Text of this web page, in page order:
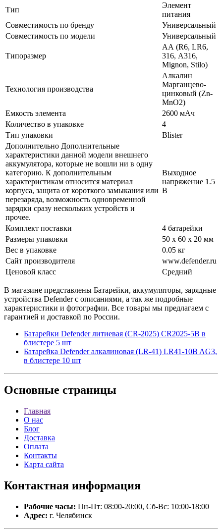
Тип
Элемент
питания
Совместимость по бренду
Универсальный
Совместимость по модели
Универсальный
Типоразмер
АА (R6, LR6,
316, А316,
Mignon, Stilo)
Технология производства
Алкалин
Марганцево-
цинковый (Zn-
MnO2)
Емкость элемента
2600 мАч
Количество в упаковке
4
Тип упаковки
Blister
Дополнительно Дополнительные
характеристики данной модели внешнего
аккумулятора, которые не вошли ни в одну
категорию. К дополнительным
характеристикам относится материал
корпуса, защита от короткого замыкания или
перезаряда, возможность одновременной
зарядки сразу нескольких устройств и
прочее.
Выходное
напряжение 1.5
В
Комплект поставки
4 батарейки
Размеры упаковки
50 x 60 x 20 мм
Вес в упаковке
0.05 кг
Сайт производителя
www.defender.ru
Ценовой класс
Средний
В магазине представлены Батарейки, аккумуляторы, зарядные
устройства Defender с описаниями, а так же подробные
характеристики и фотографии. Все товары мы предлагаем с
гарантией и доставкой по России.
Батарейки Defender литиевая (CR-2025) CR2025-5B в
блистере 5 шт
Батарейка Defender алкалиновая (LR-41) LR41-10B AG3,
в блистере 10 шт
Основные страницы
Главная
О нас
Блог
Доставка
Оплата
Контакты
Карта сайта
Контактная информация
Рабочие часы: Пн-Пт: 08:00-20:00, Сб-Вс: 10:00-18:00
Адрес: г. Челябинск